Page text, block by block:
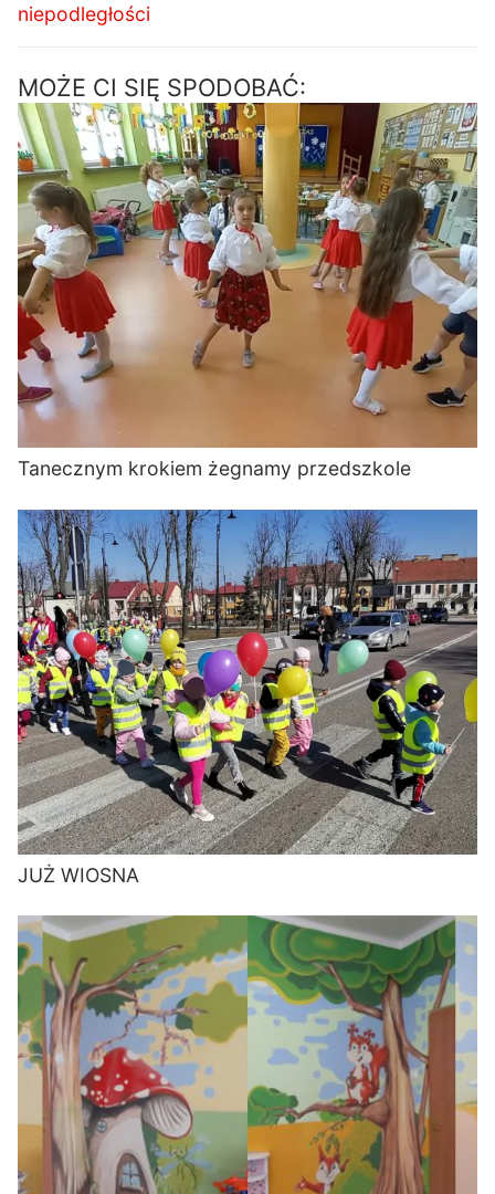
niepodległości
MOŻE CI SIĘ SPODOBAĆ:
Tanecznym krokiem żegnamy przedszkole
JUŻ WIOSNA